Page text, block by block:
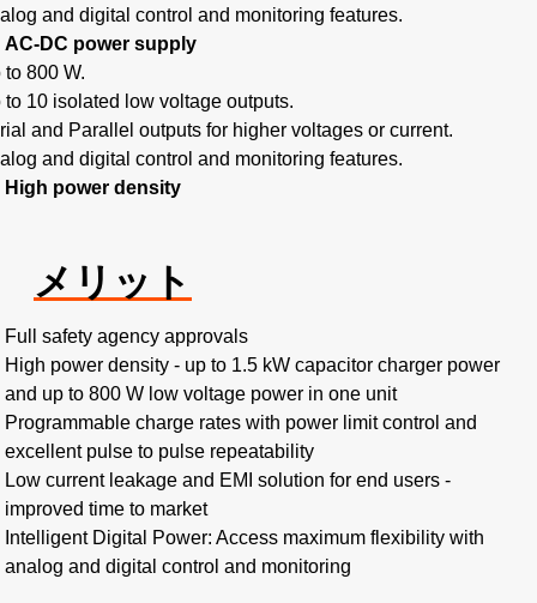
and digital control and monitoring features.
AC-DC power supply
to 800 W.
to 10 isolated low voltage outputs.
and Parallel outputs for higher voltages or current.
and digital control and monitoring features.
High power density
メリット
Full safety agency approvals
High power density - up to 1.5 kW capacitor charger power
and up to 800 W low voltage power in one unit
Programmable charge rates with power limit control and
excellent pulse to pulse repeatability
Low current leakage and EMI solution for end users -
improved time to market
Intelligent Digital Power: Access maximum flexibility with
analog and digital control and monitoring